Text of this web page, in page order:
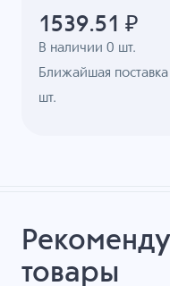
В наличии0 шт.
Ближайшая
шт.
1539.51 ₽
товары